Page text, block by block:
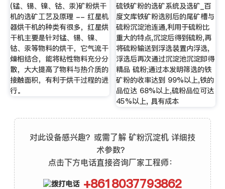
(锰、锡、镍、钴、汞)矿粉烘干
机的选矿工艺及原理 -- 红星机
器烘干机的种类有很多，红星烘
干机主要是针对锰、锡、镍、
钴、汞等物料的烘干，它气流干
燥相结合，能将粘性物料充分分
散，大大提高了物料与热介质的
接触面积，有利于烘干过程的进
行。
硫铁矿粉的选矿系统及选矿_百
度文库铁矿粉选别后的尾矿槽与
硫粉沉淀池连通,利用于硫粉比
重大的特点,沉淀后得到硫粉,再
将硫粉输送到浮选装置内浮选,
浮选后再次通过沉淀池沉淀即得
精品 硫粉;通过本发明筛选的铁
矿粉的收率达到 99%以上,铁的
品位达 68%以上,硫粉品位可达
45%以上, 具有成本
对此设备感兴趣？或需了解 矿粉沉淀机 详细技
术参数？
点击下方电话直接咨询厂家工程师：
+8618037793862